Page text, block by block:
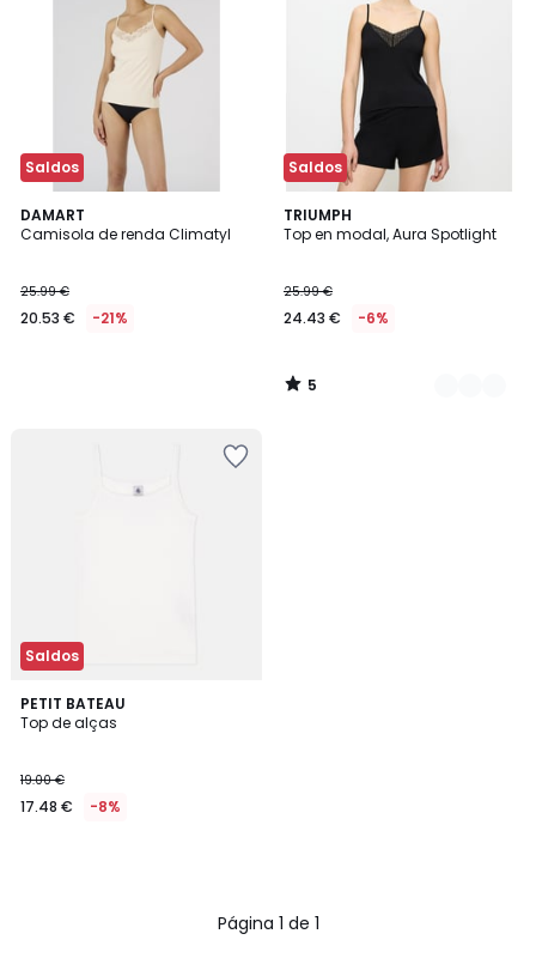
Saldos
DAMART
Camisola de renda Climatyl
25.99 €
20.53 € -21%
Saldos
TRIUMPH
Top en modal, Aura Spotlight
25.99 €
24.43 € -6%
5
/
2
Cores
5
/
Saldos
PETIT BATEAU
Top de alças
19.00 €
17.48 € -8%
Página 1 de 1